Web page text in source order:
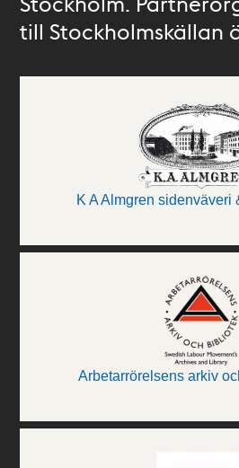
till Stockholmskällan
K A Almgren sidenväveri
Arbetarrörelsens arkiv